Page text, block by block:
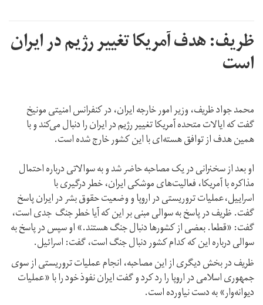
ظریف: هدف آمریکا تغییر رژیم در ایران
است
محمد جواد ظریف، وزیر امور خارجه ایران، در کنفرانس امنیتی مونیخ
گفت که ایالات متحده آمریکا تغییر رژیم در ایران را دنبال می‌کند و با
همین هدف از توافق هسته‌ای با این کشور خارج شده است.
او بعد از سخنرانی‌ در یک مصاحبه حاضر شد و به سوالاتی درباره احتمال
مذاکره با آمریکا، فعالیت‌های موشکی ایران، خطر درگیری با
اسراییل،عملیات تروریستی در اروپا و وضعیت حقوق بشر در ایران پاسخ
گفت. ظریف در پاسخ به سوالی مبنی بر این که آیا خطر جنگ جدی است،
گفت: «قطعا. بعضی از کشورها دنبال جنگ هستند.» او سپس در پاسخ به
سوالی درباره این که کدام کشور دنبال جنگ است، گفت: اسرائیل.
ظریف در بخش دیگری از این مصاحبه، انجام عملیات تروریستی از سوی
جمهوری اسلامی در اروپا را رد کرد و گفت ایران نفوذ خود را با «عملیات
دیوانه‌وار» به دست نیاورده است.